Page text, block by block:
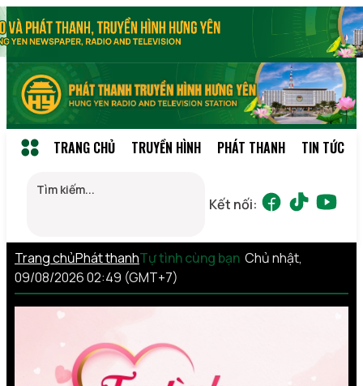
TRANG CHỦ TRUYỀN HÌNH PHÁT THANH TIN TỨC
Kết nối:
Trang chủPhát thanhTự tình cùng bạn Chủ nhật,
09/08/2026 02:49 (GMT+7)